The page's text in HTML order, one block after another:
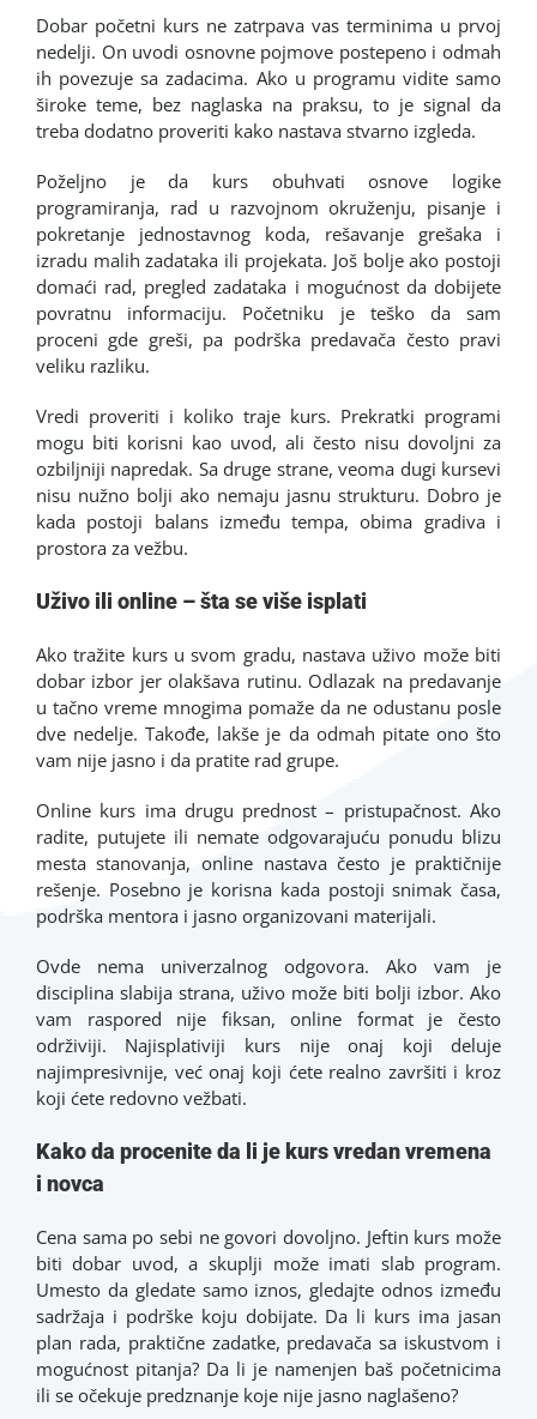
Dobar početni kurs ne zatrpava vas terminima u prvoj
nedelji. On uvodi osnovne pojmove postepeno i odmah
ih povezuje sa zadacima. Ako u programu vidite samo
široke teme, bez naglaska na praksu, to je signal da
treba dodatno proveriti kako nastava stvarno izgleda.
Poželjno je da kurs obuhvati osnove logike
programiranja, rad u razvojnom okruženju, pisanje i
pokretanje jednostavnog koda, rešavanje grešaka i
izradu malih zadataka ili projekata. Još bolje ako postoji
domaći rad, pregled zadataka i mogućnost da dobijete
povratnu informaciju. Početniku je teško da sam
proceni gde greši, pa podrška predavača često pravi
veliku razliku.
Vredi proveriti i koliko traje kurs. Prekratki programi
mogu biti korisni kao uvod, ali često nisu dovoljni za
ozbiljniji napredak. Sa druge strane, veoma dugi kursevi
nisu nužno bolji ako nemaju jasnu strukturu. Dobro je
kada postoji balans između tempa, obima gradiva i
prostora za vežbu.
Uživo ili online – šta se više isplati
Ako tražite kurs u svom gradu, nastava uživo može biti
dobar izbor jer olakšava rutinu. Odlazak na predavanje
u tačno vreme mnogima pomaže da ne odustanu posle
dve nedelje. Takođe, lakše je da odmah pitate ono što
vam nije jasno i da pratite rad grupe.
Online kurs ima drugu prednost – pristupačnost. Ako
radite, putujete ili nemate odgovarajuću ponudu blizu
mesta stanovanja, online nastava često je praktičnije
rešenje. Posebno je korisna kada postoji snimak časa,
podrška mentora i jasno organizovani materijali.
Ovde nema univerzalnog odgovora. Ako vam je
disciplina slabija strana, uživo može biti bolji izbor. Ako
vam raspored nije fiksan, online format je često
održiviji. Najisplativiji kurs nije onaj koji deluje
najimpresivnije, već onaj koji ćete realno završiti i kroz
koji ćete redovno vežbati.
Kako da procenite da li je kurs vredan vremena
i novca
Cena sama po sebi ne govori dovoljno. Jeftin kurs može
biti dobar uvod, a skuplji može imati slab program.
Umesto da gledate samo iznos, gledajte odnos između
sadržaja i podrške koju dobijate. Da li kurs ima jasan
plan rada, praktične zadatke, predavača sa iskustvom i
mogućnost pitanja? Da li je namenjen baš početnicima
ili se očekuje predznanje koje nije jasno naglašeno?